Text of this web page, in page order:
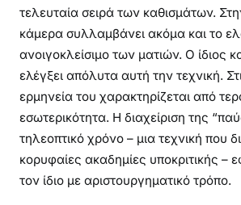
τελευταία σειρά των καθισμάτων.
κάμερα συλλαμβάνει ακόμα και το
ανοιγοκλείσιμο των ματιών. Ο ίδιος
ελέγξει απόλυτα αυτή την τεχνική.
ερμηνεία του χαρακτηρίζεται από
εσωτερικότητα. Η διαχείριση της
τηλεοπτικό χρόνο – μια τεχνική που
κορυφαίες ακαδημίες υποκριτικής –
τον ίδιο με αριστουργηματικό τρόπο.